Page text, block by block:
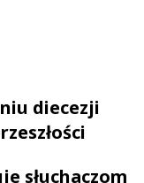
diecezji
słuchaczom